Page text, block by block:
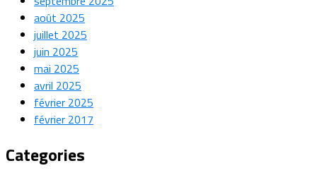
août 2025
juillet 2025
juin 2025
mai 2025
avril 2025
février 2025
février 2017
Categories